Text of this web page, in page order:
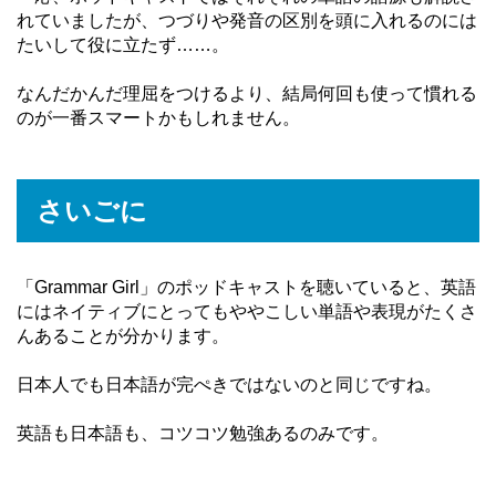
れていましたが、つづりや発音の区別を頭に入れるのには
たいして役に立たず……。
なんだかんだ理屈をつけるより、結局何回も使って慣れる
のが一番スマートかもしれません。
さいごに
「Grammar Girl」のポッドキャストを聴いていると、英語
にはネイティブにとってもややこしい単語や表現がたくさ
んあることが分かります。
日本人でも日本語が完ぺきではないのと同じですね。
英語も日本語も、コツコツ勉強あるのみです。